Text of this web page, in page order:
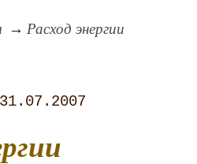
Расход энергии
31.07.2007